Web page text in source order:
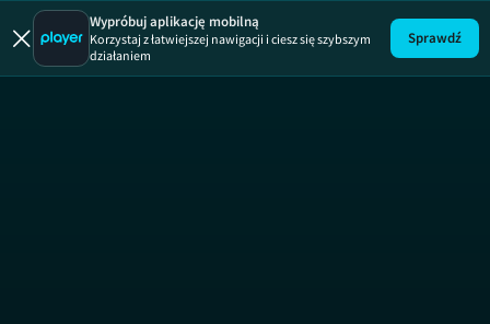
Absurdy
Wypróbuj aplikację mobilną
Korzystaj z łatwiejszej nawigacji i ciesz się szybszym
działaniem
Sprawdź